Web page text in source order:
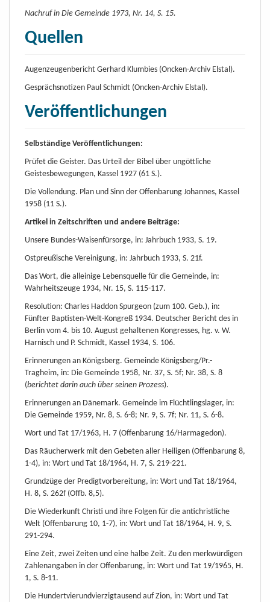
Nachruf in Die Gemeinde 1973, Nr. 14, S. 15.
Quellen
Augenzeugenbericht Gerhard Klumbies (Oncken-Archiv Elstal).
Gesprächsnotizen Paul Schmidt (Oncken-Archiv Elstal).
Veröffentlichungen
Selbständige Veröffentlichungen:
Prüfet die Geister. Das Urteil der Bibel über ungöttliche
Geistesbewegungen, Kassel 1927 (61 S.).
Die Vollendung. Plan und Sinn der Offenbarung Johannes, Kassel
1958 (11 S.).
Artikel in Zeitschriften und andere Beiträge:
Unsere Bundes-Waisenfürsorge, in: Jahrbuch 1933, S. 19.
Ostpreußische Vereinigung, in: Jahrbuch 1933, S. 21f.
Das Wort, die alleinige Lebensquelle für die Gemeinde, in:
Wahrheitszeuge 1934, Nr. 15, S. 115-117.
Resolution: Charles Haddon Spurgeon (zum 100. Geb.), in:
Fünfter Baptisten-Welt-Kongreß 1934. Deutscher Bericht des in
Berlin vom 4. bis 10. August gehaltenen Kongresses, hg. v. W.
Harnisch und P. Schmidt, Kassel 1934, S. 106.
Erinnerungen an Königsberg. Gemeinde Königsberg/Pr.-
Tragheim, in: Die Gemeinde 1958, Nr. 37, S. 5f; Nr. 38, S. 8
(berichtet darin auch über seinen Prozess).
Erinnerungen an Dänemark. Gemeinde im Flüchtlingslager, in:
Die Gemeinde 1959, Nr. 8, S. 6-8; Nr. 9, S. 7f; Nr. 11, S. 6-8.
Wort und Tat 17/1963, H. 7 (Offenbarung 16/Harmagedon).
Das Räucherwerk mit den Gebeten aller Heiligen (Offenbarung 8,
1-4), in: Wort und Tat 18/1964, H. 7, S. 219-221.
Grundzüge der Predigtvorbereitung, in: Wort und Tat 18/1964,
H. 8, S. 262f (Offb. 8,5).
Die Wiederkunft Christi und ihre Folgen für die antichristliche
Welt (Offenbarung 10, 1-7), in: Wort und Tat 18/1964, H. 9, S.
291-294.
Eine Zeit, zwei Zeiten und eine halbe Zeit. Zu den merkwürdigen
Zahlenangaben in der Offenbarung, in: Wort und Tat 19/1965, H.
1, S. 8-11.
Die Hundertvierundvierzigtausend auf Zion, in: Wort und Tat